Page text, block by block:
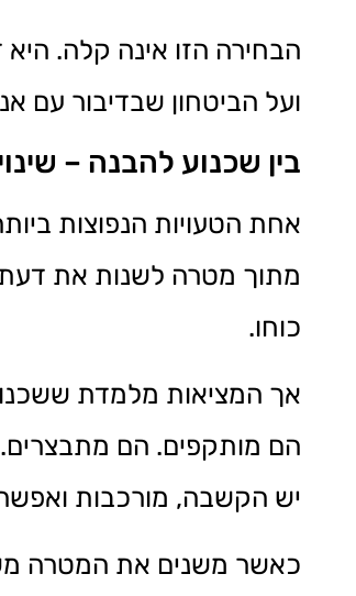
הבחירה הזו אינה קלה.
ועל הביטחון שבדיבור עם
בין שכנוע להבנה –
אחת הטעויות הנפוצות
מתוך מטרה לשנות את
כוחו.
אך המציאות מלמדת
הם מותקפים. הם
יש הקשבה, מורכבות
כאשר משנים את המטרה